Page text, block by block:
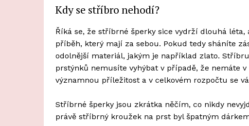
Kdy se stříbro nehodí?
Říká se, že stříbrné šperky sice vydrží dlouhá
příběh, který mají za sebou. Pokud tedy sháníte
odolnější materiál, jakým je například zlato.
prstýnků nemusíte vyhýbat v případě, že nemáte
významnou příležitost a v celkovém rozpočtu se
Stříbrné šperky jsou zkrátka něčím, co nikdy
právě stříbrný kroužek na prst byl špatným